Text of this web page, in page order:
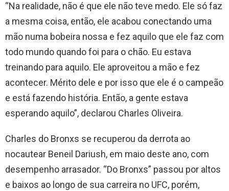
“Na realidade, não é que ele não teve medo. Ele só faz
a mesma coisa, então, ele acabou conectando uma
mão numa bobeira nossa e fez aquilo que ele faz com
todo mundo quando foi para o chão. Eu estava
treinando para aquilo. Ele aproveitou a mão e fez
acontecer. Mérito dele e por isso que ele é o campeão
e está fazendo história. Então, a gente estava
esperando aquilo”, declarou Charles Oliveira.
Charles do Bronxs se recuperou da derrota ao
nocautear Beneil Dariush, em maio deste ano, com
desempenho arrasador. “Do Bronxs” passou por altos
e baixos ao longo de sua carreira no UFC, porém,